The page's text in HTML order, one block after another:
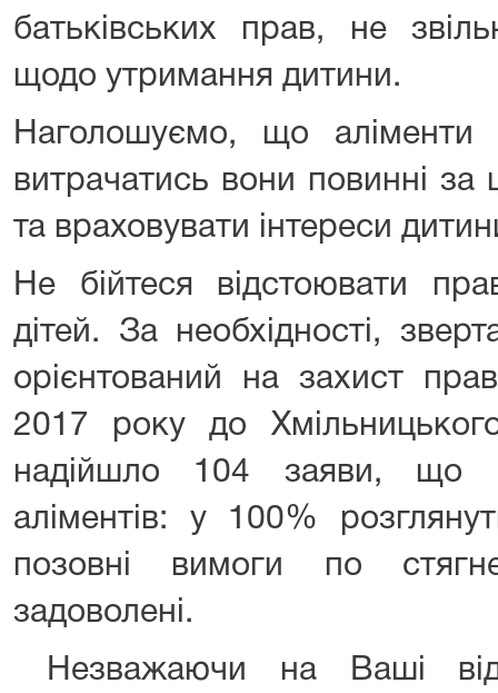
батьківських прав, не
щодо утримання дитини.
Наголошуємо, що аліменти
витрачатись вони повинні за
та враховувати інтереси
Не бійтеся відстоювати
дітей. За необхідності,
орієнтований на захист
2017 року до
надійшло 104 заяви, що
аліментів: у 100%
позовні вимоги по
задоволені.
Незважаючи на Ваші